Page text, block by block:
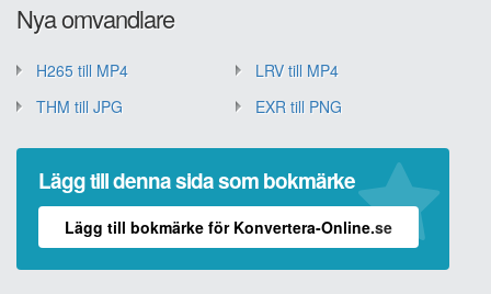
Nya omvandlare
H265 till MP4
LRV till MP4
THM till JPG
EXR till PNG
Lägg till denna sida som bokmärke
Lägg till bokmärke för Konvertera-Online.se